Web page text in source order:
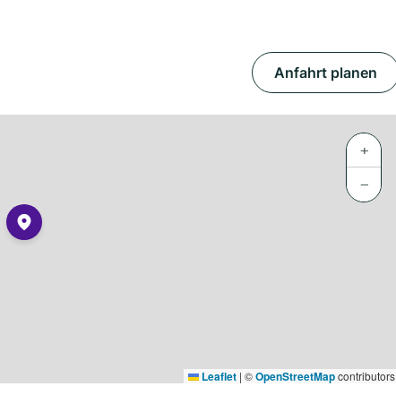
Anfahrt planen
+
−
Leaflet | ©OpenStreetMapcontributors